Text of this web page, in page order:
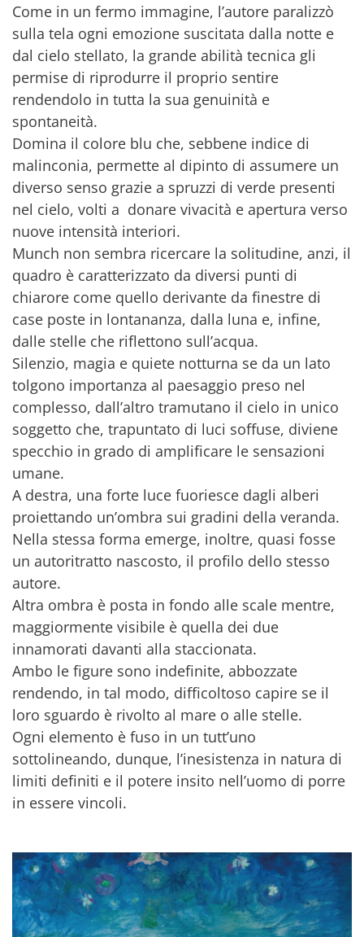
Come in un fermo immagine, l’autore paralizzò
sulla tela ogni emozione suscitata dalla notte e
dal cielo stellato, la grande abilità tecnica gli
permise di riprodurre il proprio sentire
rendendolo in tutta la sua genuinità e
spontaneità.
Domina il colore blu che, sebbene indice di
malinconia, permette al dipinto di assumere un
diverso senso grazie a spruzzi di verde presenti
nel cielo, volti a donare vivacità e apertura verso
nuove intensità interiori.
Munch non sembra ricercare la solitudine, anzi, il
quadro è caratterizzato da diversi punti di
chiarore come quello derivante da finestre di
case poste in lontananza, dalla luna e, infine,
dalle stelle che riflettono sull’acqua.
Silenzio, magia e quiete notturna se da un lato
tolgono importanza al paesaggio preso nel
complesso, dall’altro tramutano il cielo in unico
soggetto che, trapuntato di luci soffuse, diviene
specchio in grado di amplificare le sensazioni
umane.
A destra, una forte luce fuoriesce dagli alberi
proiettando un’ombra sui gradini della veranda.
Nella stessa forma emerge, inoltre, quasi fosse
un autoritratto nascosto, il profilo dello stesso
autore.
Altra ombra è posta in fondo alle scale mentre,
maggiormente visibile è quella dei due
innamorati davanti alla staccionata.
Ambo le figure sono indefinite, abbozzate
rendendo, in tal modo, difficoltoso capire se il
loro sguardo è rivolto al mare o alle stelle.
Ogni elemento è fuso in un tutt’uno
sottolineando, dunque, l’inesistenza in natura di
limiti definiti e il potere insito nell’uomo di porre
in essere vincoli.